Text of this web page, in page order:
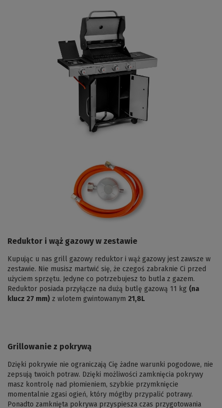
Reduktor i wąż gazowy w zestawie
Kupując u nas grill gazowy reduktor i wąż gazowy jest zawsze w
zestawie. Nie musisz martwić się, że czegoś zabraknie Ci przed
użyciem sprzętu. Jedyne co potrzebujesz to butla z gazem.
Reduktor posiada przyłącze na dużą butlę gazową 11 kg (na
klucz 27 mm) z wlotem gwintowanym 21,8L
Grillowanie z pokrywą
Dzięki pokrywie nie ograniczają Cię żadne warunki pogodowe, nie
zepsują twoich potraw. Dzięki możliwości zamknięcia pokrywy
masz kontrolę nad płomieniem, szybkie przymknięcie
momentalnie zgasi ogień, który mógłby przypalić potrawy.
Ponadto zamknięta pokrywa przyspiesza czas przygotowania